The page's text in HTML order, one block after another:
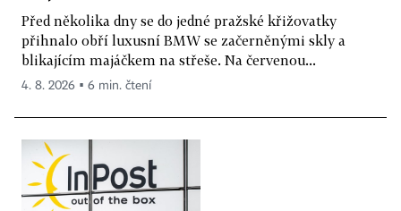
Před několika dny se do jedné pražské křižovatky
přihnalo obří luxusní BMW se začerněnými skly a
blikajícím majáčkem na střeše. Na červenou...
4. 8. 2026 ▪ 6 min. čtení